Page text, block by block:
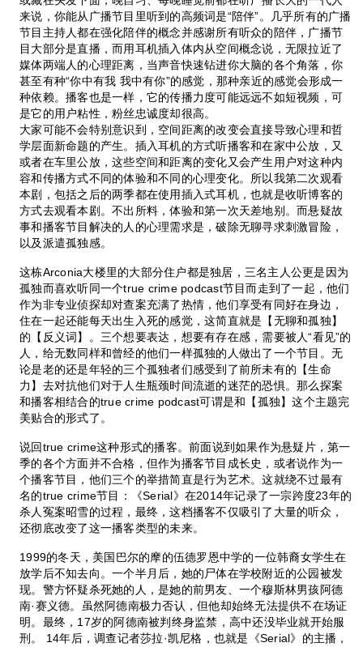
来说，你能从广播节目里听到的高频词是“陪伴”。几乎所有的广播
节目主持人都在强化陪伴的概念并感谢所有听众的陪伴，广播节
目大部分是直播，而用耳机插入体内从空间概念说，无限拉近了
媒体两端人的心理距离，当声音快速钻进你大脑的各个角落，你
甚至有种“你中有我 我中有你”的感觉，那种亲近的感觉会形成一
种依赖。播客也是一样，它的传播力度可能远远不如短视频，可
是它的用户粘性，粉丝忠诚度却很高。
大家可能不会特别意识到，空间距离的改变会直接导致心理和哲
学层面新命题的产生。插入耳机的方式听播客和在家中公放，又
或者在车里公放，这些空间和距离的变化又会产生用户对这种内
容和传播方式不同的体验和不同的心理变化。所以我第二次观看
本剧，包括之后的两季都在使用插入式耳机，也就是收听博客的
方式去观看本剧。不出所料，体验和第一次天差地别。而悬疑故
事和播客节目解决的人的心理需求是，破除无聊寻求刺激冒险，
以及派遣孤独感。
这栋Arconia大楼里的大部分住户都是独居，三名主人公更是因为
孤独而喜欢听同一个true crime podcast节目而走到了一起，他们
作为非专业侦探却对查案充满了热情，他们享受有同好在身边，
住在一起还能每天出生入死的感觉，这简直就是【无聊和孤独】
的【反义词】。三个想要表达，想要有存在感，需要被人“看见”的
人，给无数同样和曾经的他们一样孤独的人做出了一个节目。无
论是老的还是年轻的三个孤独者们感受到了前所未有的【生命
力】去对抗他们对于人生瓶颈时间流逝的迷茫的恐惧。那么探案
和播客相结合的true crime podcast可谓是和【孤独】这个主题完
美贴合的形式了。
说回true crime这种形式的播客。前面说到如果作为悬疑片，第一
季的各个方面并不合格，但作为播客节目成长史，或者说作为一
个播客节目，他们三个的举措简直是行为艺术。这就绕不过最有
名的true crime节目：《Serial》在2014年记录了一宗跨度23年的
杀人冤案昭雪的过程，最终，这档播客不仅吸引了大量的听众，
还彻底改变了这一播客类型的未来。
1999的冬天，美国巴尔的摩的伍德罗恩中学的一位韩裔女学生在
放学后不知去向。一个半月后，她的尸体在学校附近的公园被发
现。警方怀疑杀死她的人，是她的前男友、一个穆斯林男孩阿德
南·赛义德。虽然阿德南极力否认，但他却始终无法提供不在场证
明。最终，17岁的阿德南被判终身监禁，高中还没毕业就开始服
刑。 14年后，调查记者莎拉·凯尼格，也就是《Serial》的主播，